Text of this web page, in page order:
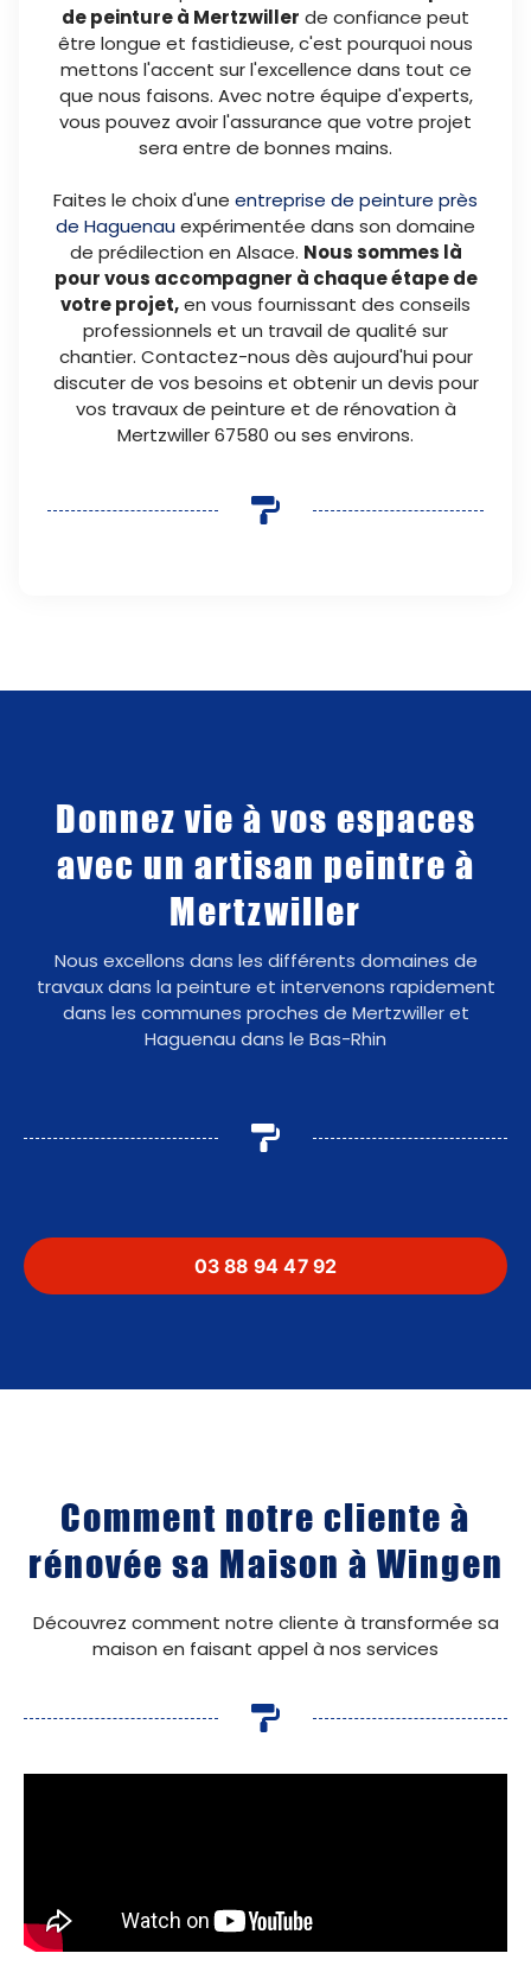
de peinture à Mertzwiller de confiance peut
être longue et fastidieuse, c'est pourquoi nous
mettons l'accent sur l'excellence dans tout ce
que nous faisons. Avec notre équipe d'experts,
vous pouvez avoir l'assurance que votre projet
sera entre de bonnes mains.
Faites le choix d'une entreprise de peinture près
de Haguenauexpérimentée dans son domaine
de prédilection en Alsace. Nous sommes là
pour vous accompagner à chaque étape de
votre projet,en vous fournissant des conseils
professionnels et un travail de qualité sur
chantier. Contactez-nous dès aujourd'hui pour
discuter de vos besoins et obtenir un devis pour
vos travaux de peinture et de rénovation à
Mertzwiller 67580 ou ses environs.
Donnez vie à vos espaces
avec un artisan peintre à
Mertzwiller
Nous excellons dans les différents domaines de
travaux dans la peinture et intervenons rapidement
dans les communes proches de Mertzwiller et
Haguenau dans le Bas-Rhin
03 88 94 47 92
Comment notre cliente à
rénovée sa Maison à Wingen
Découvrez comment notre cliente à transformée sa
maison en faisant appel à nos services